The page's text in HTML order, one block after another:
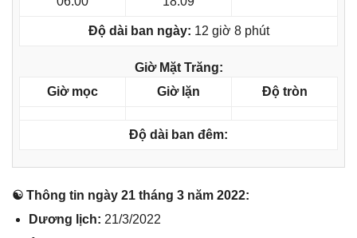
Độ dài ban ngày: 12 giờ 8 phút
Giờ Mặt Trăng:
Giờ mọc
Giờ lặn Độ tròn
Độ dài ban đêm:
☯ Thônɡ tin ngày 21 thánɡ 3 năm 2022:
Dươnɡ lịch: 21/3/2022